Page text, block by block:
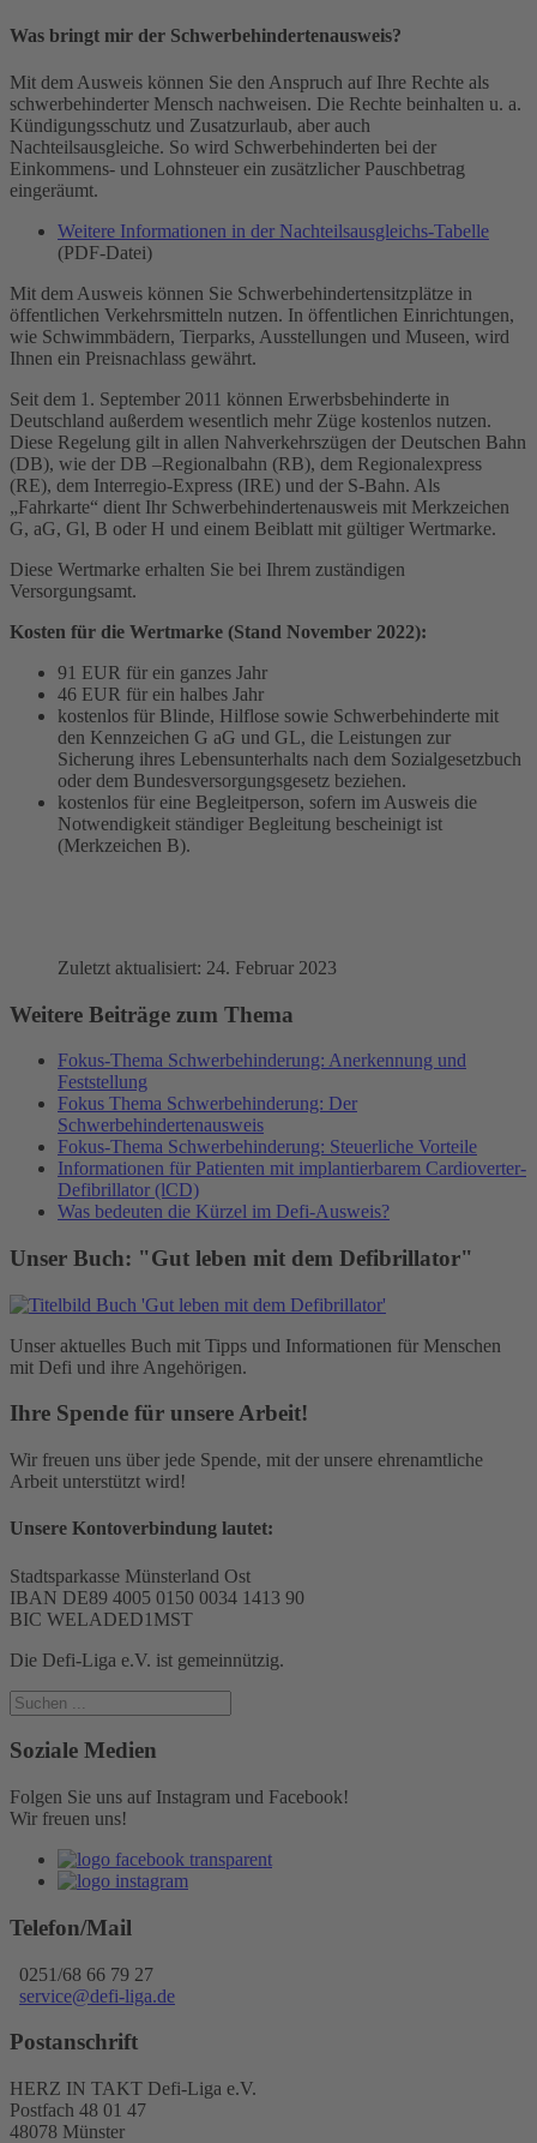
Was bringt mir der Schwerbehindertenausweis?
Mit dem Ausweis können Sie den Anspruch auf Ihre Rechte als
schwerbehinderter Mensch nachweisen. Die Rechte beinhalten u. a.
Kündigungsschutz und Zusatzurlaub, aber auch
Nachteilsausgleiche. So wird Schwerbehinderten bei der
Einkommens- und Lohnsteuer ein zusätzlicher Pauschbetrag
eingeräumt.
Weitere Informationen in der Nachteilsausgleichs-Tabelle
(PDF-Datei)
Mit dem Ausweis können Sie Schwerbehindertensitzplätze in
öffentlichen Verkehrsmitteln nutzen. In öffentlichen Einrichtungen,
wie Schwimmbädern, Tierparks, Ausstellungen und Museen, wird
Ihnen ein Preisnachlass gewährt.
Seit dem 1. September 2011 können Erwerbsbehinderte in
Deutschland außerdem wesentlich mehr Züge kostenlos nutzen.
Diese Regelung gilt in allen Nahverkehrszügen der Deutschen Bahn
(DB), wie der DB –Regionalbahn (RB), dem Regionalexpress
(RE), dem Interregio-Express (IRE) und der S-Bahn. Als
„Fahrkarte“ dient Ihr Schwerbehindertenausweis mit Merkzeichen
G, aG, Gl, B oder H und einem Beiblatt mit gültiger Wertmarke.
Diese Wertmarke erhalten Sie bei Ihrem zuständigen
Versorgungsamt.
Kosten für die Wertmarke (Stand November 2022):
91 EUR für ein ganzes Jahr
46 EUR für ein halbes Jahr
kostenlos für Blinde, Hilflose sowie Schwerbehinderte mit
den Kennzeichen G aG und GL, die Leistungen zur
Sicherung ihres Lebensunterhalts nach dem Sozialgesetzbuch
oder dem Bundesversorgungsgesetz beziehen.
kostenlos für eine Begleitperson, sofern im Ausweis die
Notwendigkeit ständiger Begleitung bescheinigt ist
(Merkzeichen B).
Zuletzt aktualisiert: 24. Februar 2023
Weitere Beiträge zum Thema
Fokus-Thema Schwerbehinderung: Anerkennung und
Feststellung
Fokus Thema Schwerbehinderung: Der
Schwerbehindertenausweis
Fokus-Thema Schwerbehinderung: Steuerliche Vorteile
Informationen für Patienten mit implantierbarem Cardioverter-
Defibrillator (lCD)
Was bedeuten die Kürzel im Defi-Ausweis?
Unser Buch: "Gut leben mit dem Defibrillator"
Unser aktuelles Buch mit Tipps und Informationen für Menschen
mit Defi und ihre Angehörigen.
Ihre Spende für unsere Arbeit!
Wir freuen uns über jede Spende, mit der unsere ehrenamtliche
Arbeit unterstützt wird!
Unsere Kontoverbindung lautet:
Stadtsparkasse Münsterland Ost
IBAN DE89 4005 0150 0034 1413 90
BIC WELADED1MST
Die Defi-Liga e.V. ist gemeinnützig.
Soziale Medien
Folgen Sie uns auf Instagram und Facebook!
Wir freuen uns!
Telefon/Mail
0251/68 66 79 27
service@defi-liga.de
Postanschrift
HERZ IN TAKT Defi-Liga e.V.
Postfach 48 01 47
48078 Münster